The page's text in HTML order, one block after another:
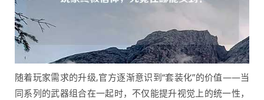
随着玩家需求的升级,官方逐渐意识到“套装化”的价值——当
同系列的武器组合在一起时，不仅能提升视觉上的统一性，